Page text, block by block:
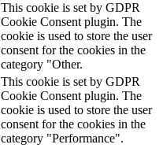
This cookie is set by GDPR
Cookie Consent plugin. The
cookie is used to store the user
consent for the cookies in the
category "Other.
This cookie is set by GDPR
Cookie Consent plugin. The
cookie is used to store the user
consent for the cookies in the
category "Performance".